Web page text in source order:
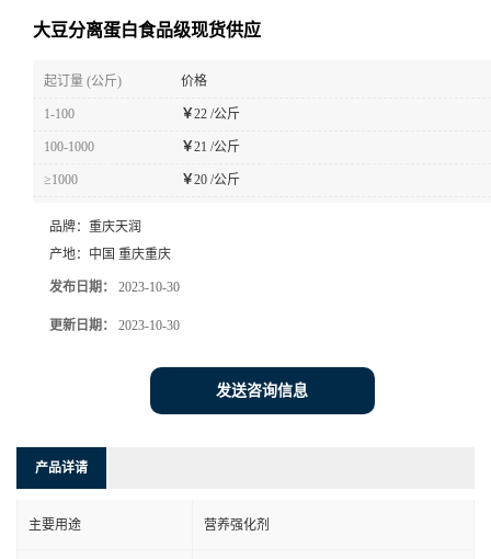
大豆分离蛋白食品级现货供应
起订量 (公斤) 价格
1-100 ￥22 /公斤
100-1000 ￥21 /公斤
≥1000 ￥20 /公斤
品牌： 重庆天润
产地： 中国 重庆重庆
发布日期： 2023-10-30
更新日期： 2023-10-30
发送咨询信息
产品详请
主要用途 营养强化剂